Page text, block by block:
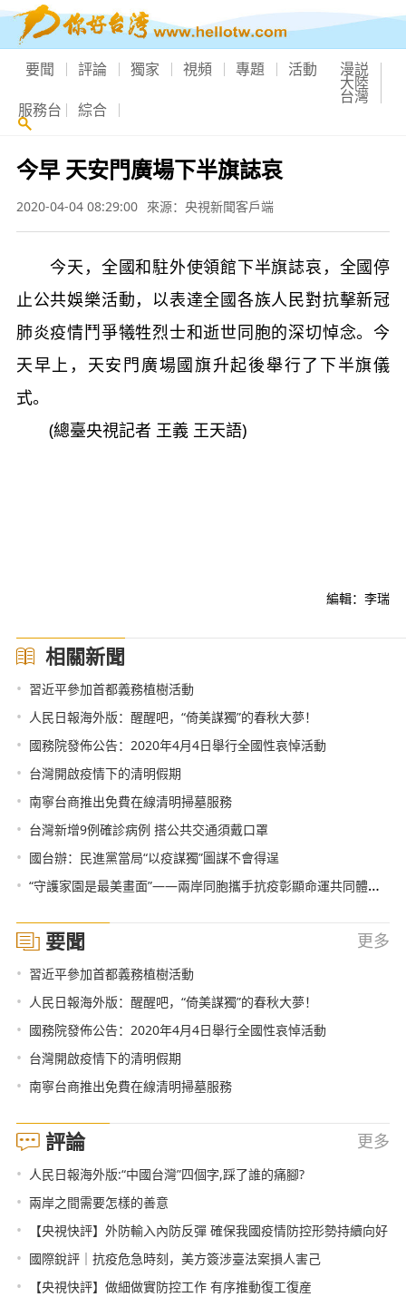
要聞 評論 獨家 視頻 專題 活動 漫説
大陸
台灣
服務台 綜合
今早 天安門廣場下半旗誌哀
2020-04-04 08:29:00 來源：央視新聞客戶端
今天，全國和駐外使領館下半旗誌哀，全國停
止公共娛樂活動，以表達全國各族人民對抗擊新冠
肺炎疫情鬥爭犧牲烈士和逝世同胞的深切悼念。今
天早上，天安門廣場國旗升起後舉行了下半旗儀
式。
(總臺央視記者 王義 王天語)
編輯：李瑞
相關新聞
• 習近平參加首都義務植樹活動
• 人民日報海外版：醒醒吧，“倚美謀獨”的春秋大夢！
• 國務院發佈公告：2020年4月4日舉行全國性哀悼活動
• 台灣開啟疫情下的清明假期
• 南寧台商推出免費在線清明掃墓服務
• 台灣新增9例確診病例 搭公共交通須戴口罩
• 國台辦：民進黨當局“以疫謀獨”圖謀不會得逞
• “守護家園是最美畫面”——兩岸同胞攜手抗疫彰顯命運共同體正能量
要聞 更多
• 習近平參加首都義務植樹活動
• 人民日報海外版：醒醒吧，“倚美謀獨”的春秋大夢！
• 國務院發佈公告：2020年4月4日舉行全國性哀悼活動
• 台灣開啟疫情下的清明假期
• 南寧台商推出免費在線清明掃墓服務
評論 更多
• 人民日報海外版:“中國台灣”四個字,踩了誰的痛腳?
• 兩岸之間需要怎樣的善意
• 【央視快評】外防輸入內防反彈 確保我國疫情防控形勢持續向好
• 國際銳評｜抗疫危急時刻，美方簽涉臺法案損人害己
• 【央視快評】做細做實防控工作 有序推動復工復産